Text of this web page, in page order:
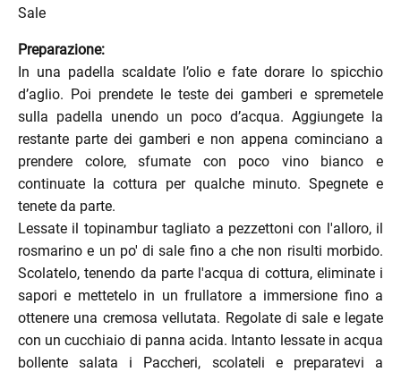
Sale
Preparazione:
In una padella scaldate l’olio e fate dorare lo spicchio
d’aglio. Poi prendete le teste dei gamberi e spremetele
sulla padella unendo un poco d’acqua. Aggiungete la
restante parte dei gamberi e non appena cominciano a
prendere colore, sfumate con poco vino bianco e
continuate la cottura per qualche minuto. Spegnete e
tenete da parte.
Lessate il topinambur tagliato a pezzettoni con l'alloro, il
rosmarino e un po' di sale fino a che non risulti morbido.
Scolatelo, tenendo da parte l'acqua di cottura, eliminate i
sapori e mettetelo in un frullatore a immersione fino a
ottenere una cremosa vellutata. Regolate di sale e legate
con un cucchiaio di panna acida. Intanto lessate in acqua
bollente salata i Paccheri, scolateli e preparatevi a